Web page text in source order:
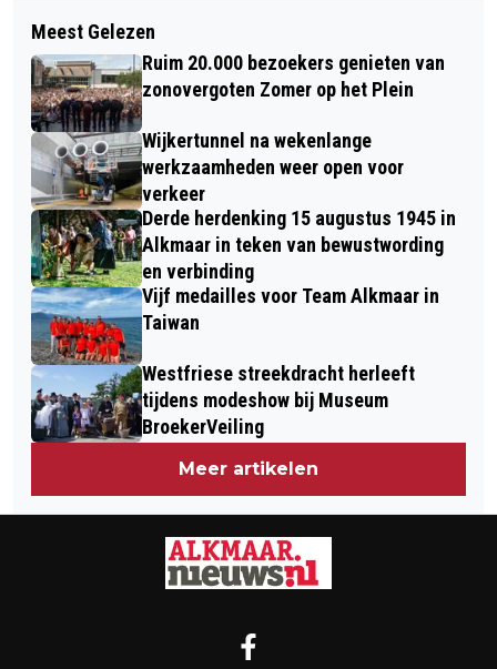
BEAUTY BY SORENA -BEAUTYTIP:
OÓK IN SCHADUW INSMEREN
VERSTANDIG!
ZESTIG JAAR ‘SURFSOUND’
Meest Gelezen
Ruim 20.000 bezoekers genieten van
zonovergoten Zomer op het Plein
Wijkertunnel na wekenlange
werkzaamheden weer open voor
verkeer
Derde herdenking 15 augustus 1945 in
Alkmaar in teken van bewustwording
en verbinding
Vijf medailles voor Team Alkmaar in
Taiwan
Westfriese streekdracht herleeft
tijdens modeshow bij Museum
BroekerVeiling
Meer artikelen